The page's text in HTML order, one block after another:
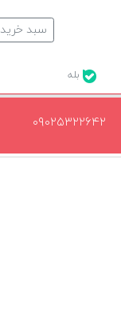
سبد خرید
۰۹۰۲۵۳۲۲۶۴۲